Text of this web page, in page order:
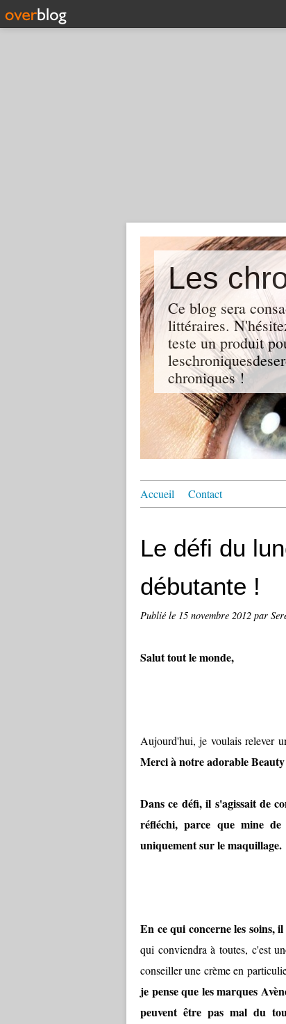
Les
Ce blog sera
littéraires.
teste un produit
chroniques !
Accueil Contact
Le défi du
débutante !
Publié le 15 novembre 2012 par
Salut tout le monde,
Aujourd'hui, je voulais relever
Merci à notre adorable
Dans ce défi, il s'agissait de
réfléchi, parce que mine
uniquement sur le maquillage.
En ce qui concerne les soins,
qui conviendra à toutes, c'est
conseiller une crème en
je pense que les marques
peuvent être pas mal du